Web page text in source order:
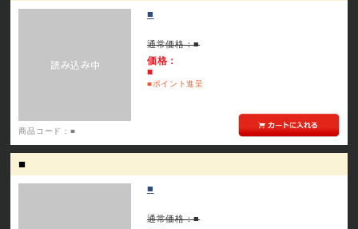
商品コード： ■
■
通常価格：■
価格：
■
■ポイント進呈
■
■
通常価格：■